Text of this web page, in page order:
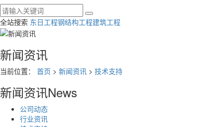
全站搜索 东日工程钢结构工程建筑工程
新闻资讯
当前位置： 首页 > 新闻资讯 > 技术支持
新闻资讯News
公司动态
行业资讯